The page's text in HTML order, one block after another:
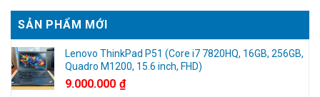
7390
9310
đáng
mua
in
1
cảm
SẢN PHẨM MỚI
Lenovo ThinkPad P51 (Core i7 7820HQ, 16GB, 256GB,
Quadro M1200, 15.6 inch, FHD)
9.000.000 ₫